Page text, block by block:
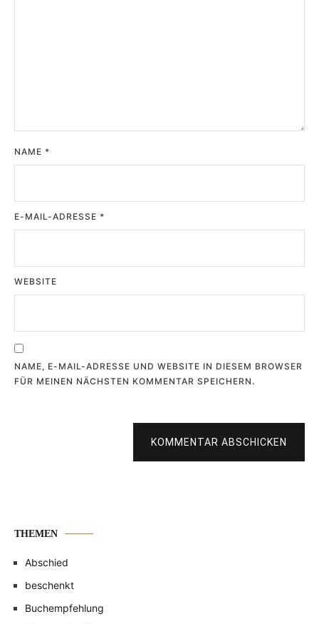
NAME *
E-MAIL-ADRESSE *
WEBSITE
NAME, E-MAIL-ADRESSE UND WEBSITE IN DIESEM BROWSER
FÜR MEINEN NÄCHSTEN KOMMENTAR SPEICHERN.
KOMMENTAR ABSCHICKEN
THEMEN
Abschied
beschenkt
Buchempfehlung